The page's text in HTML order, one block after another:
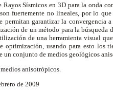
Sísmicos en 3D para la onda
fuertemente no lineales, por lo que
permitan garantizar la convergencia
de un método para la búsqueda
de una herramienta visual
optimización, usando para esto los
un conjunto de medios geológicos
anisotrópicos.
de 2009